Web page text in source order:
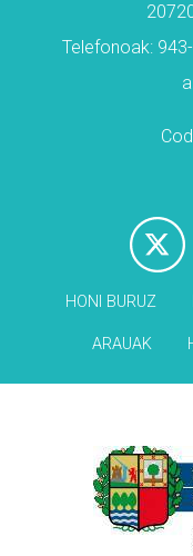
Telefonoak:
HONI BURUZ
ARAUAK